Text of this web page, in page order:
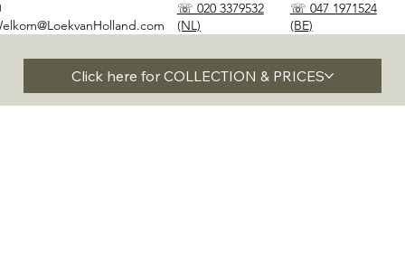
☏ 020 3379532
(NL)
☏ 047 1971524
(BE)
Click here for COLLECTION & PRICES